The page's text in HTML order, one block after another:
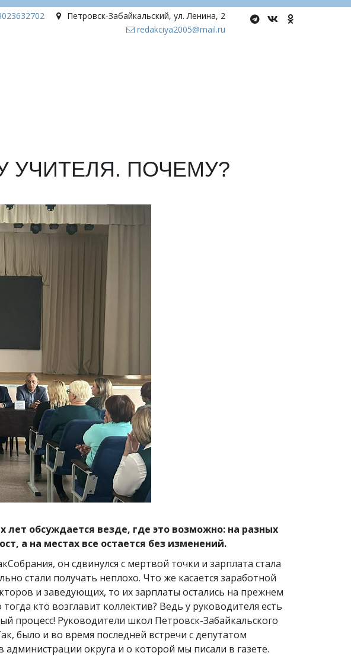
Петровск-Забайкальский, ул. Ленина, 2
632702
redakciya2005@mail.ru
УЧИТЕЛЯ. ПОЧЕМУ?
обсуждается везде, где это возможно: на разных
а на местах все остается без изменений.
он сдвинулся с мертвой точки и зарплата стала
стали получать неплохо. Что же касается заработной
и заведующих, то их зарплаты остались на прежнем
кто возглавит коллектив? Ведь у руководителя есть
процесс! Руководители школ Петровск-Забайкальского
было и во время последней встречи с депутатом
округа и о которой мы писали в газете.